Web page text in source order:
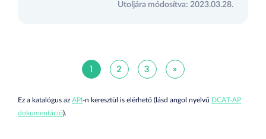
Utoljára módosítva: 2023.03.28.
1 2 3 »
Ez a katalógus az API-n keresztül is elérhető (lásd angol nyelvű DCAT-AP
dokumentáció).